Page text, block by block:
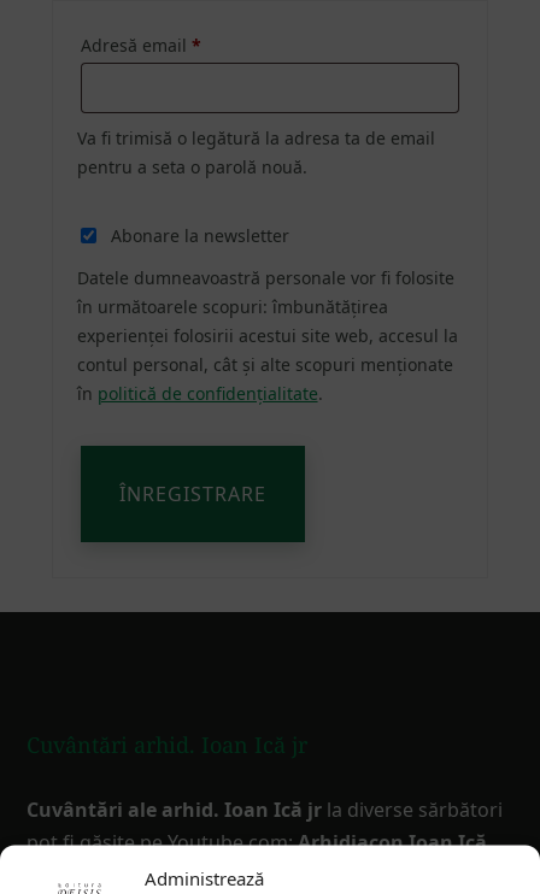
Administrează
Adresă email *Obligatoriu
Va fi trimisă o legătură la adresa ta de email
pentru a seta o parolă nouă.
Alternative:
Abonare la newsletter
Datele dumneavoastră personale vor fi folosite
în următoarele scopuri: îmbunătățirea
experienței folosirii acestui site web, accesul la
contul personal, cât și alte scopuri menționate
în politică de confidențialitate.
ÎNREGISTRARE
Cuvântări arhid. Ioan Ică jr
Cuvântări ale arhid. Ioan Ică jr la diverse sărbători
pot fi găsite pe Youtube.com:Arhidiacon Ioan Ică
și Facebook:Editura Deisis